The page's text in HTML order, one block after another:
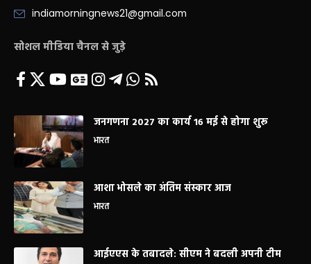
indiamorningnews21@gmail.com
सोशल मीडिया चैनल से जुड़े
जनगणना 2027 का कार्य 16 मई से होगा शुरू
भारत
आशा भोसले का अंतिम संस्कार आज
भारत
आईएएस के तबादले: सीएम ने बदली अपनी टीम